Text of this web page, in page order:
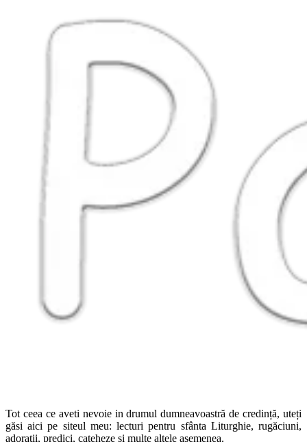
Tot ceea ce aveti nevoie in drumul dumneavoastră de credință, uteți
găsi aici pe siteul meu: lecturi pentru sfânta Liturghie, rugăciuni,
adorații, predici, cateheze și multe altele asemenea.